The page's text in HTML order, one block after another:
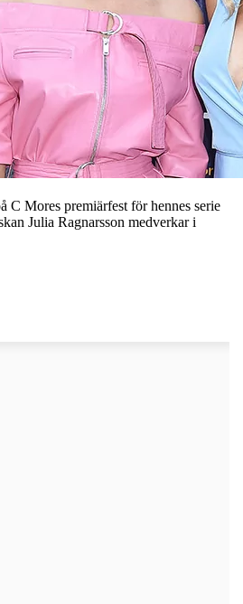
C Mores premiärfest för hennes serie
Julia Ragnarsson medverkar i